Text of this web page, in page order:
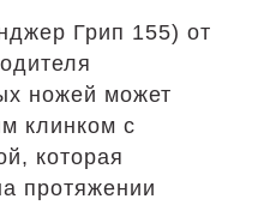
Грип 155) от
ножей может
клинком с
которая
протяжении